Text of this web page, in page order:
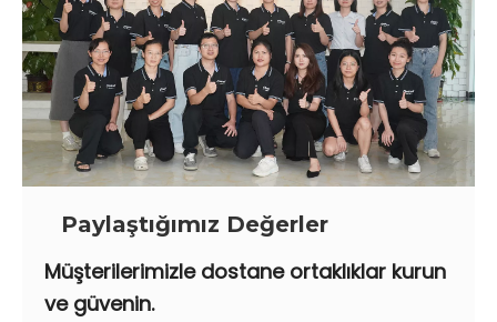
Paylaştığımız Değerler
Müşterilerimizle dostane ortaklıklar kurun
ve güvenin.